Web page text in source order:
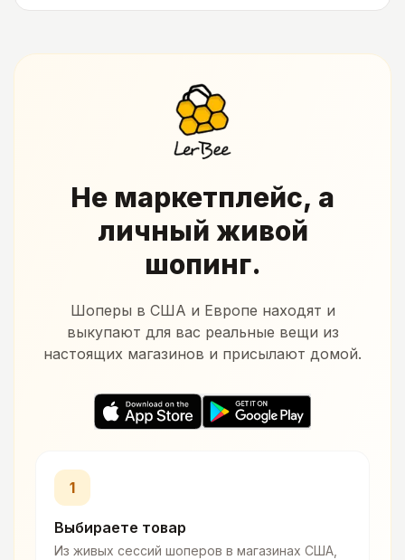
Не маркетплейс, а
личный живой
шопинг.
Шоперы в США и Европе находят и
выкупают для вас реальные вещи из
настоящих магазинов и присылают домой.
1
Выбираете товар
Из живых сессий шоперов в магазинах США,